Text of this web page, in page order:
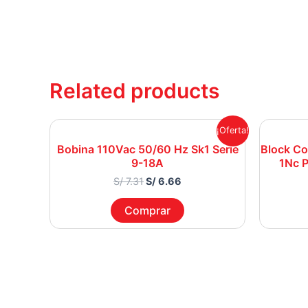
Related products
¡Oferta!
Bobina 110Vac 50/60 Hz Sk1 Serie
9-18A
S/7.31
was:
S/ 7.31.
S/6.66
Current
is:
Comprar
Block
1Nc